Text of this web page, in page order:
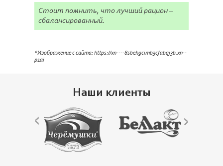
Стоит помнить, что лучший рацион –
сбалансированный.
*Изображение с сайта: https://xn----8sbehgcimb3cfabqj3b.xn--
p1ai
Наши клиенты